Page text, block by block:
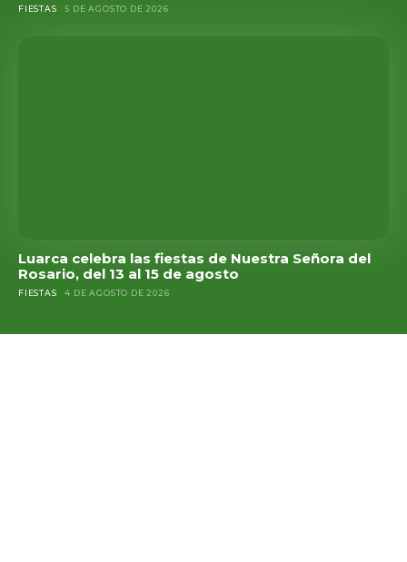
FIESTAS 5 DE AGOSTO DE 2026
Luarca celebra las fiestas de Nuestra Señora del
Rosario, del 13 al 15 de agosto
FIESTAS 4 DE AGOSTO DE 2026